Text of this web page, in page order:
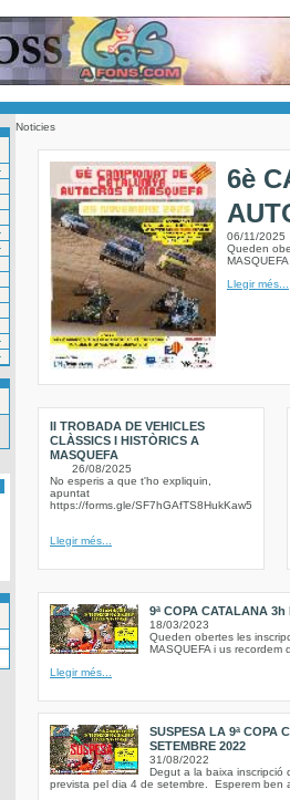
Noticies
6è
06/11/2025
Queden
Llegir més...
II TROBADA DE VEHICLES
CLÀSSICS I HISTÒRICS A
MASQUEFA
26/08/2025
No esperis a que t'ho expliquin,
apuntat
https://forms.gle/SF7hGAfTS8HukKaw5
Llegir més...
9ª COPA CATALANA
18/03/2023
Queden obertes les
MASQUEFA i us
Llegir més...
SUSPESA LA 9ª COPA
SETEMBRE 2022
31/08/2022
Degut a la baixa inscripció
prevista pel dia 4 de setembre. Esperem ben